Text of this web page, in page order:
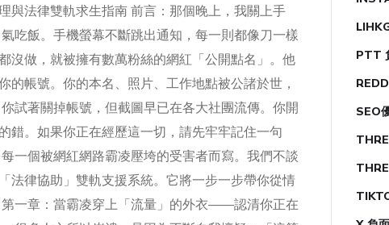
與法律雙軌求生指南 前言：那個晚上，我關上手
吃飯。手機螢幕不斷跳出通知，每一則都像刀一樣
沒做，就被擁有數萬粉絲的網紅「公開點名」。他
帳號。你的本名、照片、工作地點被公諸於世，
試著關掉帳號，但截圖早已在各大社團流傳。你開
錯。如果你正在經歷這一切，請先牢牢記住一句
一個被網紅網路霸凌壓垮的受害者而寫。我們不談
法律協助」雙軌支援系統。它將一步一步帶你從情
一章：當霸凌穿上「流量」的外衣——認清你正在
PTT
SEO